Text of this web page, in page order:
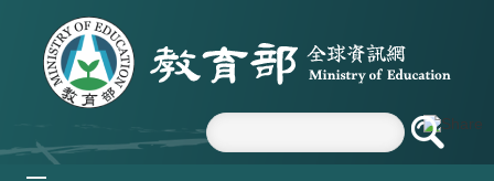
跳到主要內容區塊